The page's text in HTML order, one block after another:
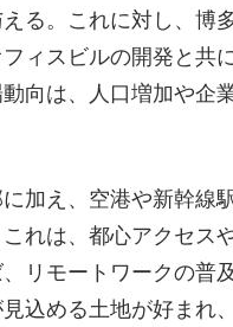
る。これに対し、博
ィスビルの開発と共
向は、人口増加や企
加え、空港や新幹線
れは、都心アクセス
リモートワークの普
込める土地が好まれ